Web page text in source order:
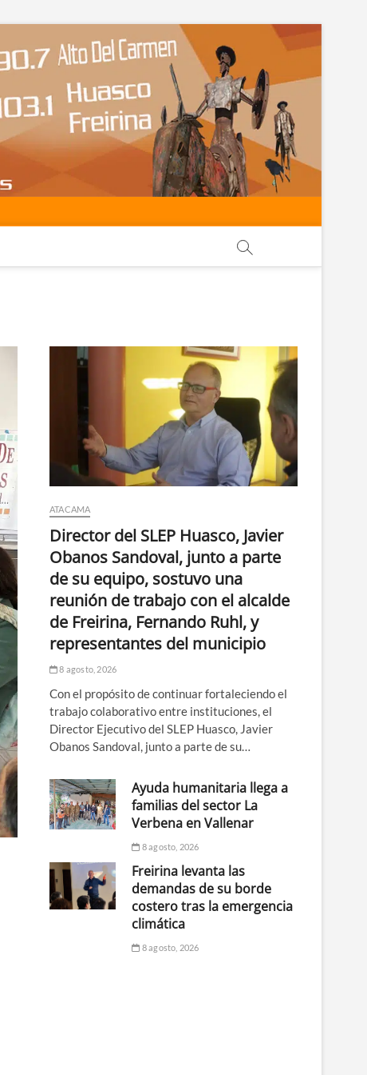
ATACAMA
Director del SLEP Huasco, Javier
Obanos Sandoval, junto a parte
de su equipo, sostuvo una
reunión de trabajo con el alcalde
de Freirina, Fernando Ruhl, y
representantes del municipio
8 agosto, 2026
Con el propósito de continuar fortaleciendo el
trabajo colaborativo entre instituciones, el
Director Ejecutivo del SLEP Huasco, Javier
Obanos Sandoval, junto a parte de su…
Ayuda humanitaria llega a
familias del sector La
Verbena en Vallenar
8 agosto, 2026
Freirina levanta las
demandas de su borde
costero tras la emergencia
climática
8 agosto, 2026